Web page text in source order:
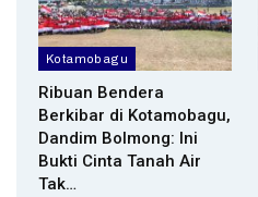
Kotamobagu
Ribuan Bendera
Berkibar di Kotamobagu,
Dandim Bolmong: Ini
Bukti Cinta Tanah Air
Tak…